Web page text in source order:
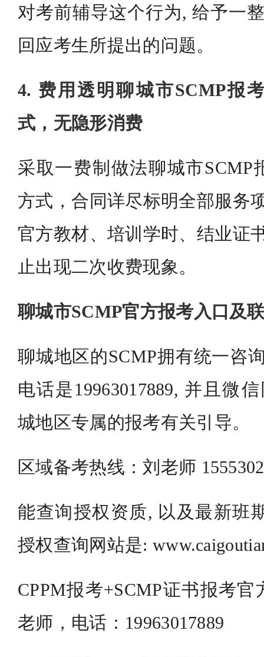
对考前辅导这个行为, 给予一
回应考生所提出的问题。
4. 费用透明聊城市SCMP报
式，无隐形消费
采取一费制做法聊城市SCMP
方式，合同详尽标明全部服务
官方教材、培训学时、结业证
止出现二次收费现象。
聊城市SCMP官方报考入口及
聊城地区的SCMP拥有统一咨
电话是19963017889, 并且微
城地区专属的报考有关引导。
区域备考热线：刘老师
能查询授权资质, 以及最新班
授权查询网站是:
CPPM报考+SCMP证书报考
老师，电话：19963017889